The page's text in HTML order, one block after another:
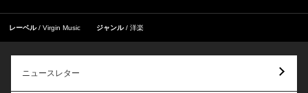
レーベル Virgin Music ジャンル 洋楽
ニュースレター